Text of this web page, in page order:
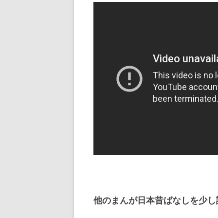
他のまんが日本昔ばなしを少し